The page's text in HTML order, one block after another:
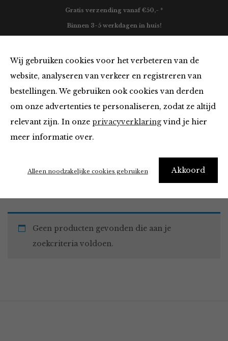
Wij gebruiken cookies voor het verbeteren van de
website, analyseren van verkeer en registreren van
bestellingen. We gebruiken ook cookies van derden
om onze advertenties te personaliseren, zodat ze altijd
relevant zijn. In onze privacyverklaringvind je hier
meer informatie over.
Akkoord
Alleen noodzakelijke cookies gebruiken
Gratis verzending vanaf €50,- *
Binnen 3-5 werkdagen in huis!
Blazers & Jassen
Home Winkel Kleding Blazers & Jassen
Geen producten gevonden die aan je
zoekcriteria voldoen.